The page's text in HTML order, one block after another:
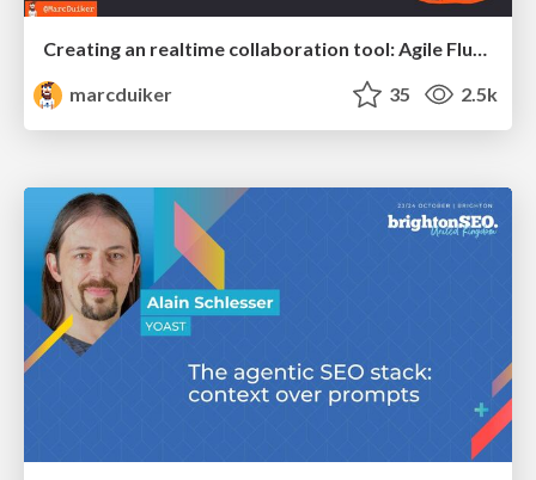
Creating an realtime collaboration tool: Agile Flush - .NET Oxford
marcduiker
35 2.5k